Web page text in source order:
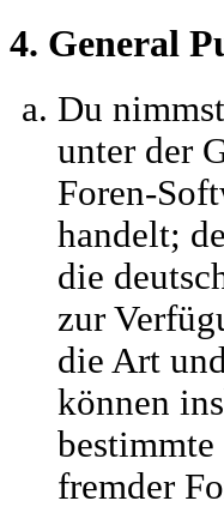
4. General
Du
unter der
Foren-
handelt;
die
zur
die Art
können
fremder